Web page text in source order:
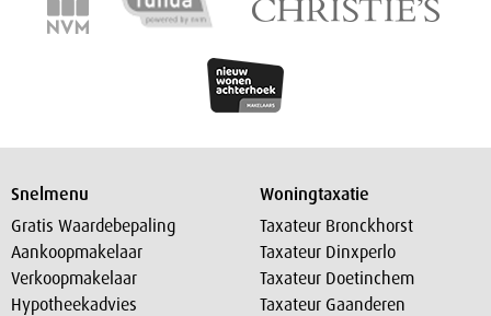
Snelmenu
Gratis Waardebepaling
Aankoopmakelaar
Verkoopmakelaar
Hypotheekadvies
Woningtaxatie
Taxateur Bronckhorst
Taxateur Dinxperlo
Taxateur Doetinchem
Taxateur Gaanderen